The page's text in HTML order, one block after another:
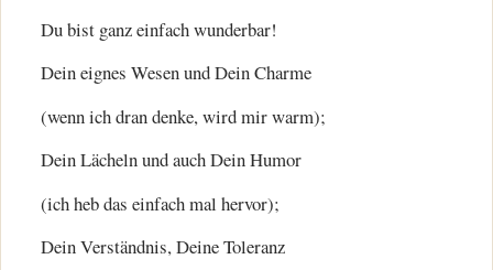
Du bist ganz einfach wunderbar!
Dein eignes Wesen und Dein Charme
(wenn ich dran denke, wird mir warm);
Dein Lächeln und auch Dein Humor
(ich heb das einfach mal hervor);
Dein Verständnis, Deine Toleranz